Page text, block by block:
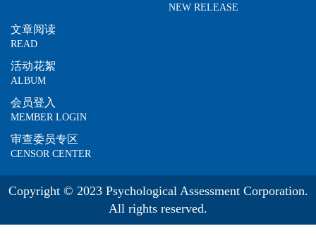
NEW RELEASE
文章阅读
READ
活动花絮
ALBUM
会员登入
MEMBER LOGIN
审查委员专区
CENSOR CENTER
Copyright © 2023 Psychological Assessment Corporation.
All rights reserved.